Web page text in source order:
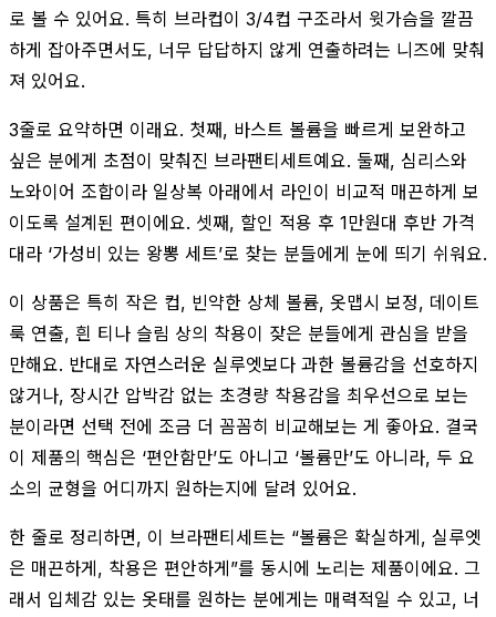
로 볼 수 있어요. 특히 브라컵이 3/4컵 구조라서 윗가슴을 깔끔
하게 잡아주면서도, 너무 답답하지 않게 연출하려는 니즈에 맞춰
져 있어요.
3줄로 요약하면 이래요. 첫째, 바스트 볼륨을 빠르게 보완하고
싶은 분에게 초점이 맞춰진 브라팬티세트예요. 둘째, 심리스와
노와이어 조합이라 일상복 아래에서 라인이 비교적 매끈하게 보
이도록 설계된 편이에요. 셋째, 할인 적용 후 1만원대 후반 가격
대라 ‘가성비 있는 왕뽕 세트’로 찾는 분들에게 눈에 띄기 쉬워요.
이 상품은 특히 작은 컵, 빈약한 상체 볼륨, 옷맵시 보정, 데이트
룩 연출, 흰 티나 슬림 상의 착용이 잦은 분들에게 관심을 받을
만해요. 반대로 자연스러운 실루엣보다 과한 볼륨감을 선호하지
않거나, 장시간 압박감 없는 초경량 착용감을 최우선으로 보는
분이라면 선택 전에 조금 더 꼼꼼히 비교해보는 게 좋아요. 결국
이 제품의 핵심은 ‘편안함만’도 아니고 ‘볼륨만’도 아니라, 두 요
소의 균형을 어디까지 원하는지에 달려 있어요.
한 줄로 정리하면, 이 브라팬티세트는 “볼륨은 확실하게, 실루엣
은 매끈하게, 착용은 편안하게”를 동시에 노리는 제품이에요. 그
래서 입체감 있는 옷태를 원하는 분에게는 매력적일 수 있고, 너